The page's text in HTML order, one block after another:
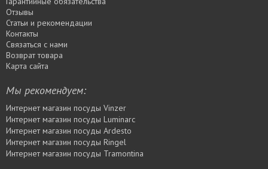
Отзывы
Статьи и рекомендации
Контакты
Связаться с нами
Возврат товара
Карта сайта
Мы рекомендуем:
Интернет магазин посуды Vinzer
Интернет магазин посуды Luminarc
Интернет магазин посуды Ardesto
Интернет магазин посуды Rіngel
Интернет магазин посуды Tramontina